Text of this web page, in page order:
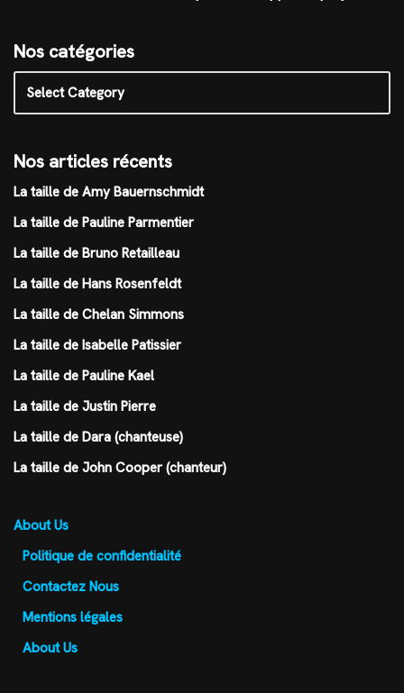
Nos catégories
Nos articles récents
La taille de Amy Bauernschmidt
La taille de Pauline Parmentier
La taille de Bruno Retailleau
La taille de Hans Rosenfeldt
La taille de Chelan Simmons
La taille de Isabelle Patissier
La taille de Pauline Kael
La taille de Justin Pierre
La taille de Dara (chanteuse)
La taille de John Cooper (chanteur)
About Us
Politique de confidentialité
Contactez Nous
Mentions légales
About Us